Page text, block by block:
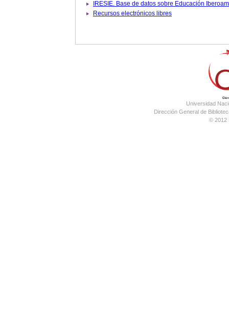
IRESIE. Base de datos
Recursos electrónicos libres
Universidad
Dirección General de
© 2012